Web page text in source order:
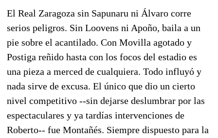
El Real Zaragoza sin Sapunaru ni Álvaro corre
serios peligros. Sin Loovens ni Apoño, baila a un
pie sobre el acantilado. Con Movilla agotado y
Postiga reñido hasta con los focos del estadio es
una pieza a merced de cualquiera. Todo influyó y
nada sirve de excusa. El único que dio un cierto
nivel competitivo --sin dejarse deslumbrar por las
espectaculares y ya tardías intervenciones de
Roberto-- fue Montañés. Siempre dispuesto para la